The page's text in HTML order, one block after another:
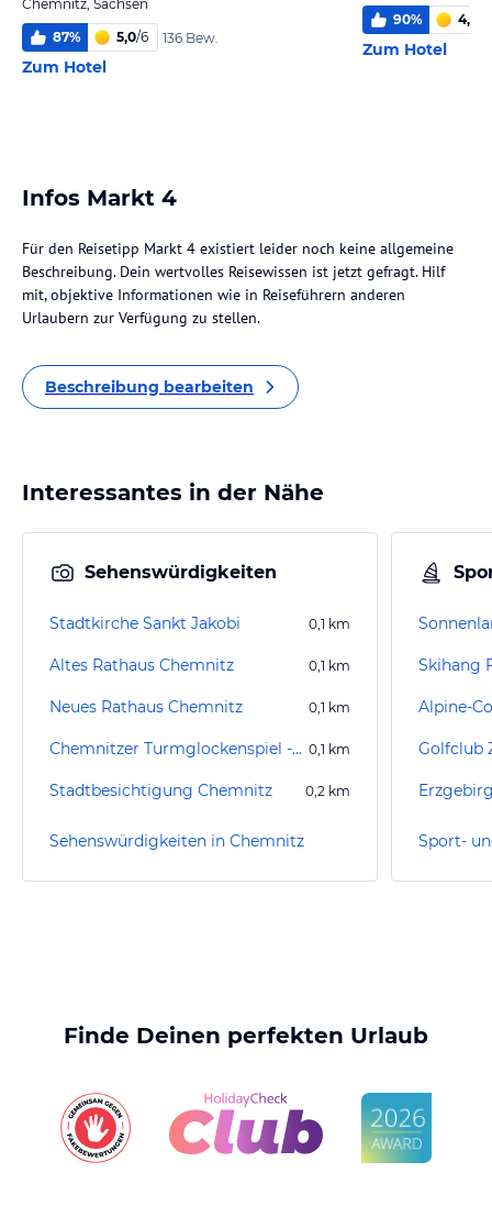
Chemnitz, Sachsen
87% 5,0/6 136 Bew.
Zum Hotel
90% 4,9
Zum Hotel
Infos Markt 4
Für den Reisetipp Markt 4 existiert leider noch keine allgemeine
Beschreibung. Dein wertvolles Reisewissen ist jetzt gefragt. Hilf
mit, objektive Informationen wie in Reiseführern anderen
Urlaubern zur Verfügung zu stellen.
Beschreibung bearbeiten
Interessantes in der Nähe
Sehenswürdigkeiten
Stadtkirche Sankt Jakobi 0,1 km
Altes Rathaus Chemnitz 0,1 km
Neues Rathaus Chemnitz 0,1 km
Chemnitzer Turmglockenspiel - Das Carillon 0,1 km
Stadtbesichtigung Chemnitz 0,2 km
Sehenswürdigkeiten in Chemnitz
Skihang
Golfclub
Finde Deinen perfekten Urlaub